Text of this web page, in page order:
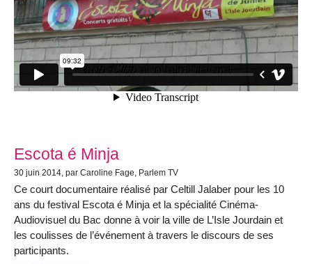
Escota é Minja
30 juin 2014, par Caroline Fage, Parlem TV
Ce court documentaire réalisé par Celtill Jalaber pour les 10
ans du festival Escota é Minja et la spécialité Cinéma-
Audiovisuel du Bac donne à voir la ville de L’Isle Jourdain et
les coulisses de l’événement à travers le discours de ses
participants.